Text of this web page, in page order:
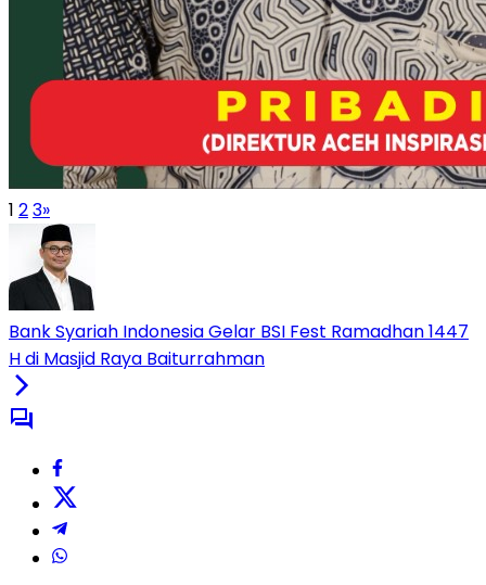
1 23»
Bank Syariah Indonesia Gelar BSI Fest Ramadhan 1447
H di Masjid Raya Baiturrahman